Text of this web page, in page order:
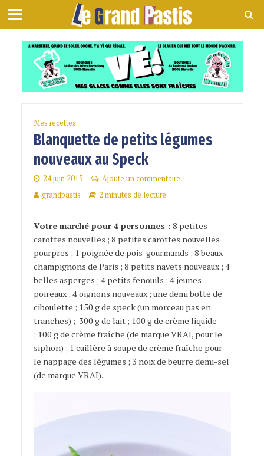
Mes recettes
Blanquette de petits légumes
nouveaux au Speck
24 juin 2015
Ajoute un commentaire
grandpastis
2 minutes de lecture
Votre marché pour 4 personnes : 8 petites
carottes nouvelles ; 8 petites carottes nouvelles
pourpres ; 1 poignée de pois-gourmands ; 8 beaux
champignons de Paris ; 8 petits navets nouveaux ; 4
belles asperges ; 4 petits fenouils ; 4 jeunes
poireaux ; 4 oignons nouveaux ; une demi botte de
ciboulette ; 150 g de speck (un morceau pas en
tranches) ; 300 g de lait ; 100 g de crème liquide
; 100 g de crème fraîche (de marque VRAI, pour le
siphon) ; 1 cuillère à soupe de crème fraîche pour
le nappage des légumes ; 3 noix de beurre demi-sel
(de marque VRAI).